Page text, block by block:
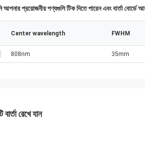
প্রয়োজনীয় পণ্যগুলি টিক দিতে পারেন এবং বার্তা বোর্ডে
Center wavelength FWHM
808nm 35mm
বার্তা রেখে যান